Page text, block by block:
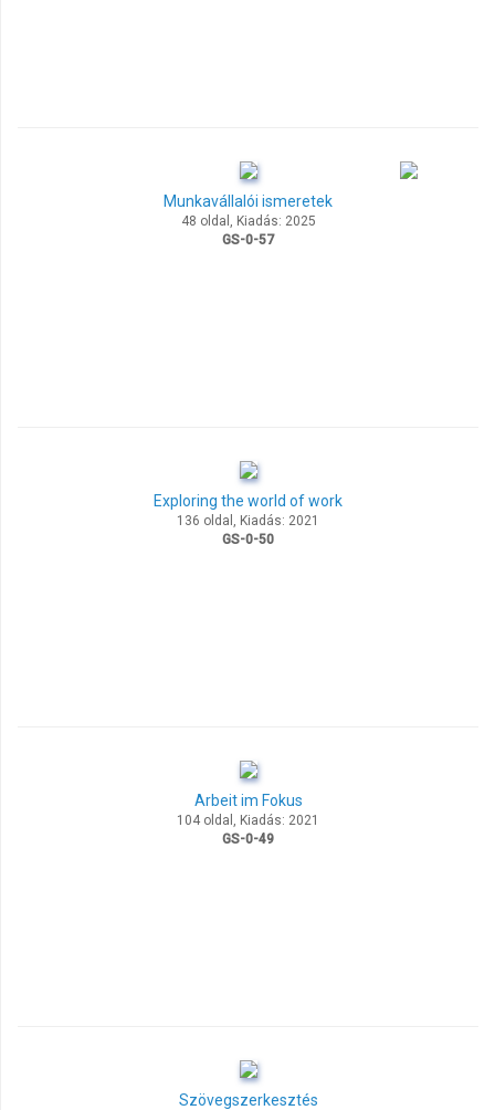
Munkavállalói ismeretek
48 oldal, Kiadás: 2025
GS-0-57
Exploring the world of work
136 oldal, Kiadás: 2021
GS-0-50
Arbeit im Fokus
104 oldal, Kiadás: 2021
GS-0-49
Szövegszerkesztés